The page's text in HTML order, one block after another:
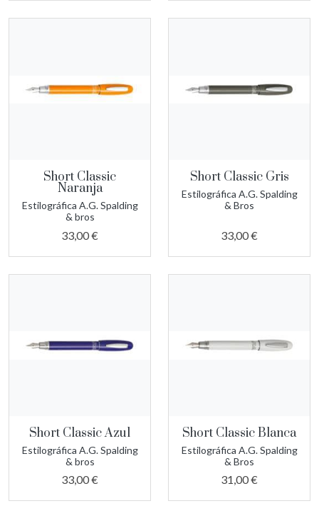
Short Classic
Naranja
Estilográfica A.G. Spalding
& bros
33,00 €
Short Classic Gris
Estilográfica A.G. Spalding
& Bros
33,00 €
Short Classic Azul
Estilográfica A.G. Spalding
& bros
33,00 €
Short Classic Blanca
Estilográfica A.G. Spalding
& Bros
31,00 €